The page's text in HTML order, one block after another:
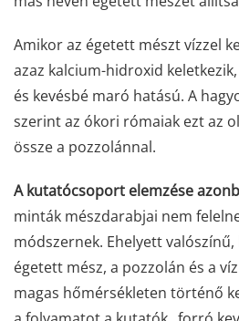
Amikor az égetett mészt vízzel
azaz kalcium-hidroxid
és kevésbé maró hatású. A
szerint az ókori rómaiak ezt az
össze a pozzolánnal.
A kutatócsoport elemzése
minták mészdarabjai nem
módszernek. Ehelyett
égetett mész, a pozzolán és a
magas hőmérsékleten történő